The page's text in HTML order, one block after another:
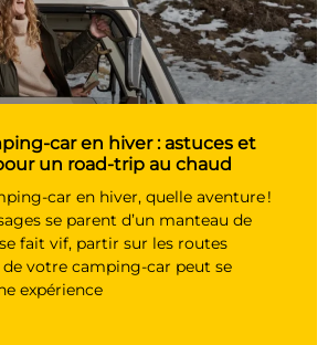
car en hiver : astuces et
un road-trip au chaud
car en hiver, quelle aventure !
se parent d’un manteau de
fait vif, partir sur les routes
votre camping-car peut se
expérience